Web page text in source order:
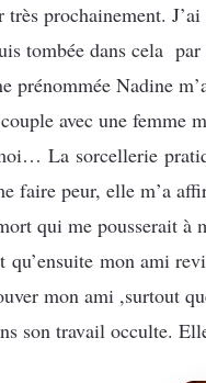
très prochainement.
tombée dans cela
prénommée Nadine
avec une
La sorcellerie
faire peur, elle m’a
qui me pousserait à
qu’ensuite mon ami
mon ami ,surtout
son travail occulte.